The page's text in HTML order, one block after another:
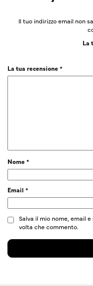
Il tuo indirizzo email non
La
La tua recensione*
Nome*
Email *
Salva il mio nome, email
volta che commento.